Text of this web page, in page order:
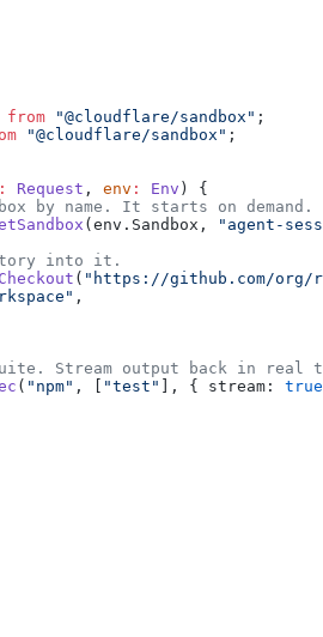
from "@cloudflare/sandbox" ;
"@cloudflare/sandbox" ;
: Request , env : Env ) {
by name. It starts on demand.
(env.Sandbox,
"agent-
into it.
( "https://github.com/org/
,
Stream output back in real
( "npm" , [ "test" ], { stream: true